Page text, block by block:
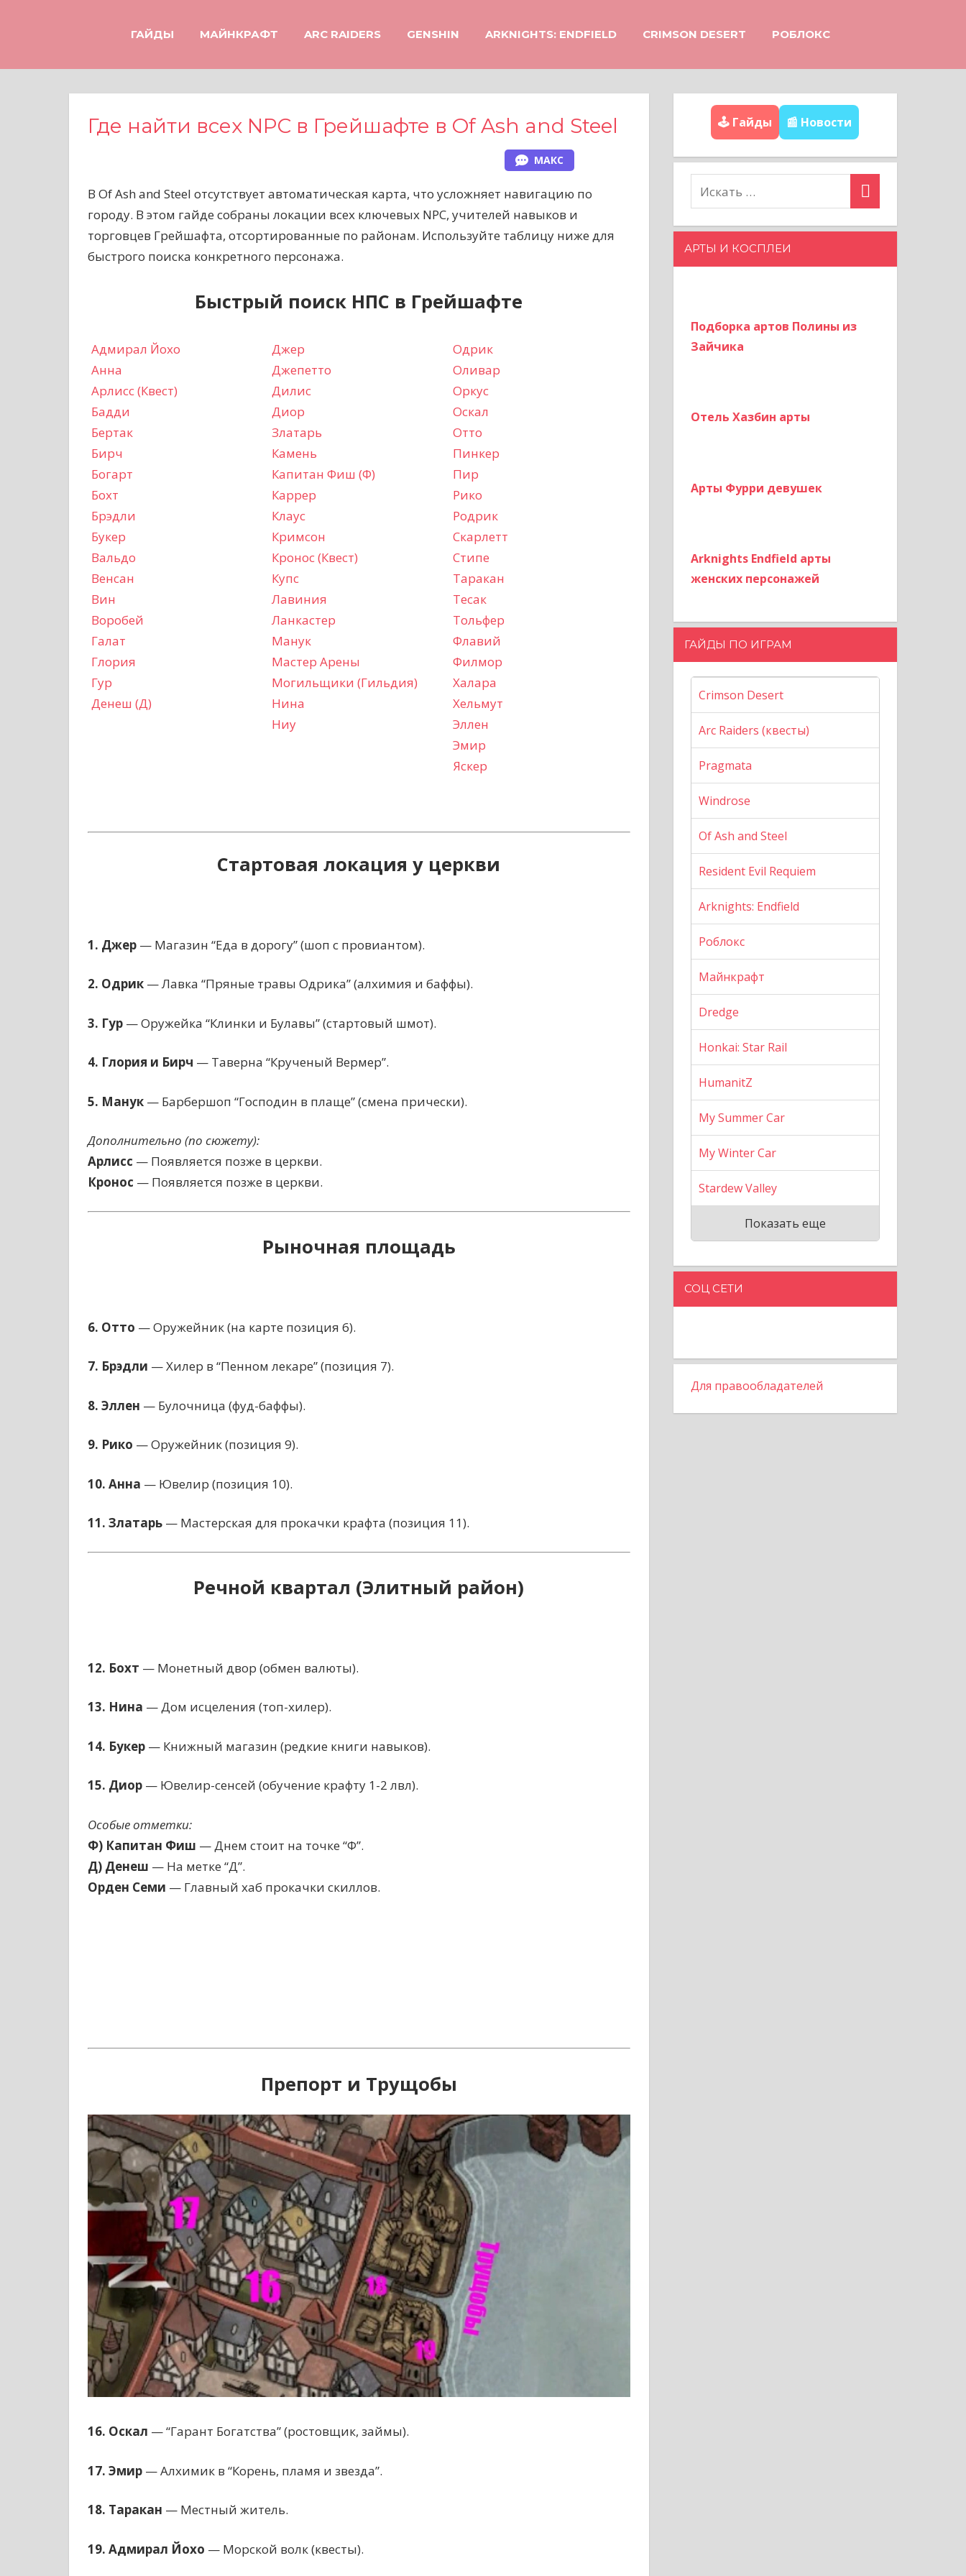
е
ГАЙДЫ МАЙНКРАФТ ARC RAIDERS GENSHIN ARKNIGHTS: ENDFIELD CRIMSON DESERT РОБЛОКС
Где найти всех NPC в Грейшафте в Of Ash and Steel
МАКС
В Of Ash and Steel отсутствует автоматическая карта, что усложняет навигацию по
городу. В этом гайде собраны локации всех ключевых NPC, учителей навыков и
торговцев Грейшафта, отсортированные по районам. Используйте таблицу ниже для
быстрого поиска конкретного персонажа.
Быстрый поиск НПС в Грейшафте
Адмирал Йохо
Анна
Арлисс (Квест)
Бадди
Бертак
Бирч
Богарт
Бохт
Брэдли
Букер
Вальдо
Венсан
Вин
Воробей
Галат
Глория
Гур
Денеш (Д)
Джер
Джепетто
Дилис
Диор
Златарь
Камень
Капитан Фиш (Ф)
Каррер
Клаус
Кримсон
Кронос (Квест)
Купс
Лавиния
Ланкастер
Манук
Мастер Арены
Могильщики (Гильдия)
Нина
Ниу
Одрик
Оливар
Оркус
Оскал
Отто
Пинкер
Пир
Рико
Родрик
Скарлетт
Стипе
Таракан
Тесак
Тольфер
Флавий
Филмор
Халара
Хельмут
Эллен
Эмир
Яскер
Стартовая локация у церкви
1. Джер— Магазин “Еда в дорогу” (шоп с провиантом).
2. Одрик— Лавка “Пряные травы Одрика” (алхимия и баффы).
3. Гур— Оружейка “Клинки и Булавы” (стартовый шмот).
4. Глория и Бирч — Таверна “Крученый Вермер”.
5. Манук— Барбершоп “Господин в плаще” (смена прически).
Дополнительно (по сюжету):
Арлисс — Появляется позже в церкви.
Кронос — Появляется позже в церкви.
Рыночная площадь
6. Отто — Оружейник (на карте позиция 6).
7. Брэдли — Хилер в “Пенном лекаре” (позиция 7).
8. Эллен — Булочница (фуд-баффы).
9. Рико — Оружейник (позиция 9).
10. Анна — Ювелир (позиция 10).
11. Златарь— Мастерская для прокачки крафта (позиция 11).
Речной квартал (Элитный район)
12. Бохт — Монетный двор (обмен валюты).
13. Нина — Дом исцеления (топ-хилер).
14. Букер— Книжный магазин (редкие книги навыков).
15. Диор— Ювелир-сенсей (обучение крафту 1-2 лвл).
Особые отметки:
Ф) Капитан Фиш — Днем стоит на точке “Ф”.
Д) Денеш — На метке “Д”.
Орден Семи — Главный хаб прокачки скиллов.
Препорт и Трущобы
16. Оскал — “Гарант Богатства” (ростовщик, займы).
17. Эмир— Алхимик в “Корень, пламя и звезда”.
18. Таракан — Местный житель.
19. Адмирал Йохо — Морской волк (квесты).
🕹️ Гайды 📰 Новости
АРТЫ И КОСПЛЕИ
Подборка артов Полины из
Зайчика
Отель Хазбин арты
Арты Фурри девушек
Arknights Endfield арты
женских персонажей
ГАЙДЫ ПО ИГРАМ
Crimson Desert
Arc Raiders (квесты)
Pragmata
Windrose
Of Ash and Steel
Resident Evil Requiem
Arknights: Endfield
Роблокс
Майнкрафт
Dredge
Honkai: Star Rail
HumanitZ
My Summer Car
My Winter Car
Stardew Valley
Показать еще
СОЦ СЕТИ
Для правообладателей